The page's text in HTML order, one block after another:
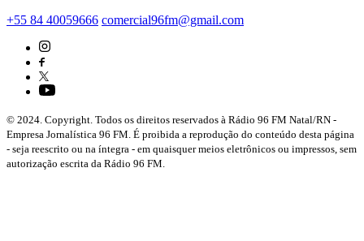
+55 84 40059666 comercial96fm@gmail.com
© 2024. Copyright. Todos os direitos reservados à Rádio 96 FM Natal/RN -
Empresa Jornalística 96 FM. É proibida a reprodução do conteúdo desta página
- seja reescrito ou na íntegra - em quaisquer meios eletrônicos ou impressos, sem
autorização escrita da Rádio 96 FM.